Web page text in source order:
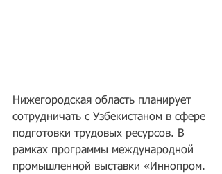
Нижегородская область планирует
сотрудничать с Узбекистаном в сфере
подготовки трудовых ресурсов. В
рамках программы международной
промышленной выставки «Иннопром.